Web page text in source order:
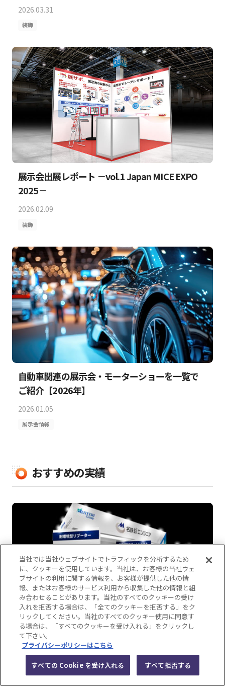
2026.03.31
装飾
展示会出展レポート －vol.1 Japan MICE EXPO
2025－
2026.02.09
装飾
自動車関連の展示会・モーターショーを一覧で
ご紹介【2026年】
2026.01.05
展示会情報
おすすめの実績
名鉄EIエンジニア株式会社・株式会社メイテツコ
ム
第2回 鉄道技術展・大阪2026
当社では当社ウェブサイトでトラフィックを分析するため
に、クッキーを使用しています。当社は、お客様の当社ウェ
ブサイトの利用に関する情報を、お客様が提供した他の情
報、またはお客様のサービス利用から収集した他の情報と組
み合わせることがあります。当社のすべてのクッキーの受け
入れを拒否する場合は、「全てのクッキーを拒否する」をク
リックしてください。当社のすべてのクッキー使用に同意す
る場合は、「すべてのクッキーを受け入れる」をクリックし
て下さい。
プライバシーポリシーはこちら
すべて拒否する
すべての Cookie を受け入れる